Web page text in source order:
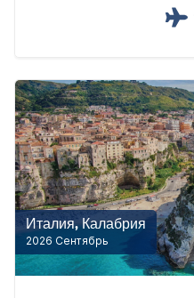
Италия, Калабрия
2026 Сентябрь